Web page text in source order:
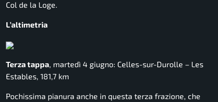
Col de la Loge.
L’altimetria
Terza tappa , martedì 4 giugno: Celles-sur-Durolle – Les
Estables, 181,7 km
Pochissima pianura anche in questa terza frazione, che